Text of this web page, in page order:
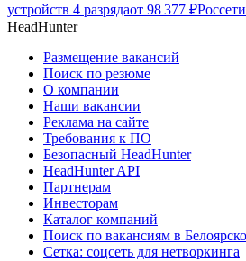
устройств 4 разрядаот 98 377 ₽
HeadHunter
Размещение вакансий
Поиск по резюме
О компании
Наши вакансии
Реклама на сайте
Требования к ПО
Безопасный HeadHunter
HeadHunter API
Партнерам
Инвесторам
Каталог компаний
Поиск по вакансиям в
Сетка: соцсеть для нетворкинга